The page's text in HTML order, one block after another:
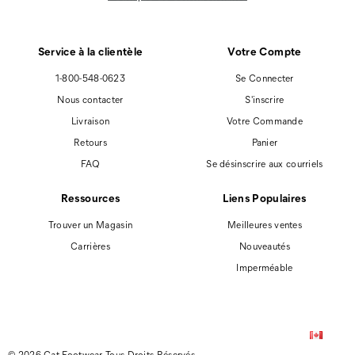
Service à la clientèle
1-800-548-0623
Nous contacter
Livraison
Retours
FAQ
Votre Compte
Se Connecter
S'inscrire
Votre Commande
Panier
Se désinscrire aux courriels
Ressources
Trouver un Magasin
Carrières
Liens Populaires
Meilleures ventes
Nouveautés
Imperméable